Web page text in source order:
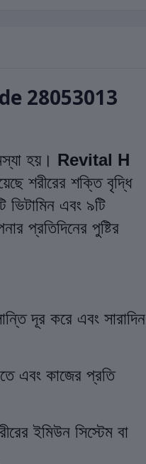
28053013
হয়। Revital H
শরীরের শক্তি বৃদ্ধি
এবং ৯টি
প্রতিদিনের পুষ্টির
দূর করে এবং সারাদিন
এবং কাজের প্রতি
ইমিউন সিস্টেম বা